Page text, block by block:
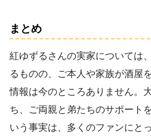
まとめ
紅ゆずるさんの実家については
るものの、ご本人や家族が酒屋
情報は今のところありません。
ち、ご両親と弟たちのサポート
いう事実は、多くのファンにと